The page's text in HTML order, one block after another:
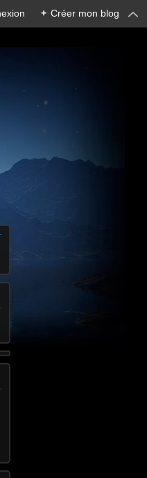
+ Créer mon blog